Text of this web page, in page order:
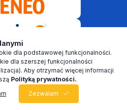
prawa zastrzeżone! 2026 ©
0
dla podstawowej funkcjonalności.
dla szerszej funkcjonalności
Aby otrzymać więcej informacji
Polityką prywatności.
Zezwalam